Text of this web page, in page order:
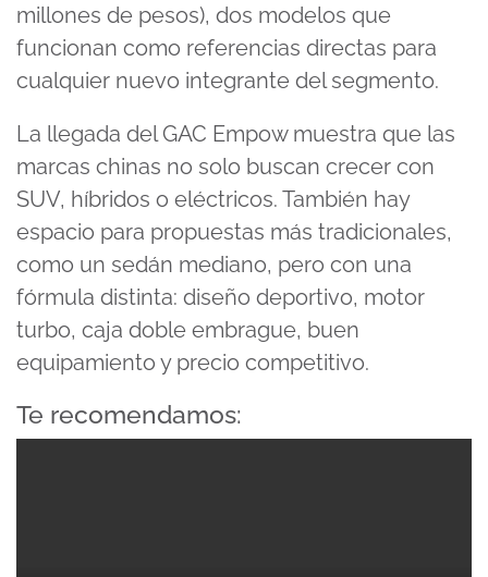
millones de pesos), dos modelos que
funcionan como referencias directas para
cualquier nuevo integrante del segmento.
La llegada del GAC Empow muestra que las
marcas chinas no solo buscan crecer con
SUV, híbridos o eléctricos. También hay
espacio para propuestas más tradicionales,
como un sedán mediano, pero con una
fórmula distinta: diseño deportivo, motor
turbo, caja doble embrague, buen
equipamiento y precio competitivo.
Te recomendamos: